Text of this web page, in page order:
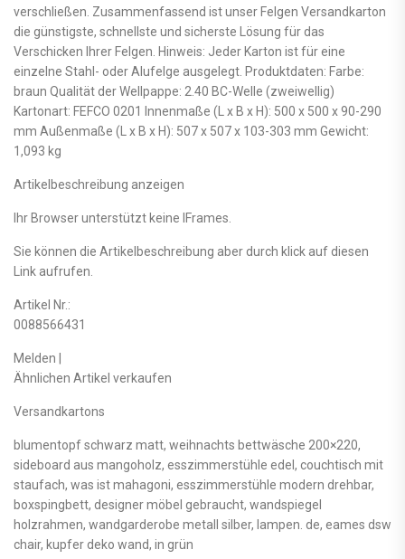
verschließen. Zusammenfassend ist unser Felgen Versandkarton
die günstigste, schnellste und sicherste Lösung für das
Verschicken Ihrer Felgen. Hinweis: Jeder Karton ist für eine
einzelne Stahl- oder Alufelge ausgelegt. Produktdaten: Farbe:
braun Qualität der Wellpappe: 2.40 BC-Welle (zweiwellig)
Kartonart: FEFCO 0201 Innenmaße (L x B x H): 500 x 500 x 90-290
mm Außenmaße (L x B x H): 507 x 507 x 103-303 mm Gewicht:
1,093 kg
Artikelbeschreibung anzeigen
Ihr Browser unterstützt keine IFrames.
Sie können die Artikelbeschreibung aber durch klick auf diesen
Link aufrufen.
Artikel Nr.:
0088566431
Melden |
Ähnlichen Artikel verkaufen
Versandkartons
blumentopf schwarz matt, weihnachts bettwäsche 200×220,
sideboard aus mangoholz, esszimmerstühle edel, couchtisch mit
staufach, was ist mahagoni, esszimmerstühle modern drehbar,
boxspingbett, designer möbel gebraucht, wandspiegel
holzrahmen, wandgarderobe metall silber, lampen. de, eames dsw
chair, kupfer deko wand, in grün